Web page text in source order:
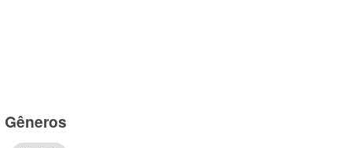
Gêneros